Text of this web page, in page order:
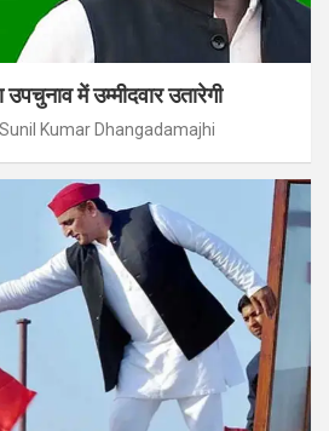
उपचुनाव में उम्मीदवार उतारेगी
Sunil Kumar Dhangadamajhi